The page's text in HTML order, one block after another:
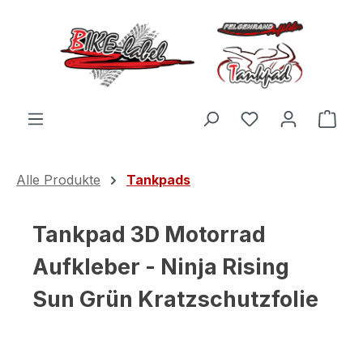
Zum Hauptinhalt springen
Du hast 0
Alle Produkte Tankpads
Tankpad 3D Motorrad
Aufkleber - Ninja Rising
Sun Grün Kratzschutzfolie